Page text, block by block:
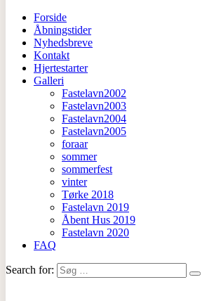
Forside
Åbningstider
Nyhedsbreve
Kontakt
Hjertestarter
Galleri
Fastelavn2002
Fastelavn2003
Fastelavn2004
Fastelavn2005
foraar
sommer
sommerfest
vinter
Tørke 2018
Fastelavn 2019
Åbent Hus 2019
Fastelavn 2020
FAQ
Search for: